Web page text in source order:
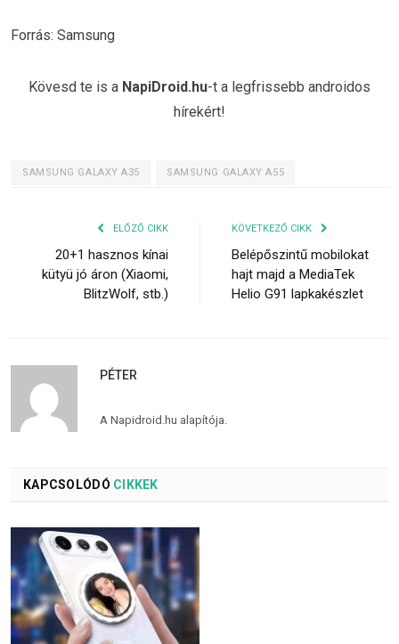
Forrás: Samsung
Kövesd te is a NapiDroid.hu-t a legfrissebb androidos
hírekért!
SAMSUNG GALAXY A35 SAMSUNG GALAXY A55
ELŐZŐ CIKK
20+1 hasznos kínai
kütyü jó áron (Xiaomi,
BlitzWolf, stb.)
KÖVETKEZŐ CIKK
Belépőszintű mobilokat
hajt majd a MediaTek
Helio G91 lapkakészlet
PÉTER
A Napidroid.hu alapítója.
KAPCSOLÓDÓ CIKKEK